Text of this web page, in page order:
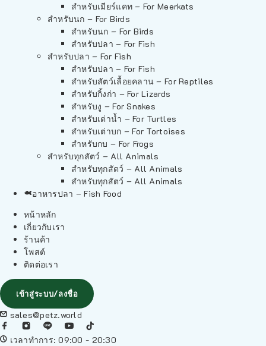
สำหรับเมียร์แคท – For Meerkats
สำหรับนก – For Birds
สำหรับนก – For Birds
สำหรับปลา – For Fish
สำหรับปลา – For Fish
สำหรับปลา – For Fish
สำหรับสัตว์เลื้อยคลาน – For Reptiles
สำหรับกิ้งก่า – For Lizards
สำหรับงู – For Snakes
สำหรับเต่าน้ำ – For Turtles
สำหรับเต่าบก – For Tortoises
สำหรับกบ – For Frogs
สำหรับทุกสัตว์ – All Animals
สำหรับทุกสัตว์ – All Animals
สำหรับทุกสัตว์ – All Animals
อาหารปลา – Fish Food
หน้าหลัก
เกี่ยวกับเรา
ร้านค้า
โพสต์
ติดต่อเรา
เข้าสู่ระบบ/ลงชื่อ
sales@petz.world
เวลาทำการ: 09:00 - 20:30